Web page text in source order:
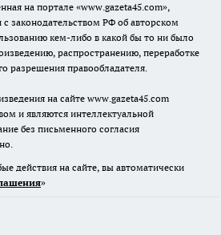
на портале «www.gazeta45.com»,
с законодательством РФ об авторском
кем-либо в какой бы то ни было
распространению, переработке
разрешения правообладателя.
на сайте www.gazeta45.com
и являются интеллектуальной
без письменного согласия
действия на сайте, вы автоматически
»